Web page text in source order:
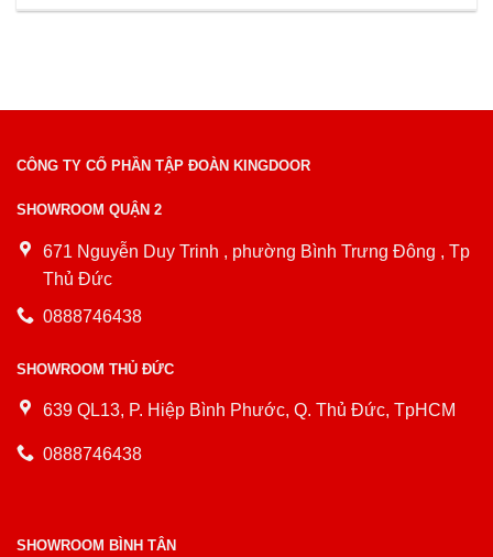
CÔNG TY CỔ PHẦN TẬP ĐOÀN KINGDOOR
SHOWROOM QUẬN 2
671 Nguyễn Duy Trinh , phường Bình Trưng Đông , Tp
Thủ Đức
0888746438
SHOWROOM THỦ ĐỨC
639 QL13, P. Hiệp Bình Phước, Q. Thủ Đức, TpHCM
0888746438
SHOWROOM BÌNH TÂN